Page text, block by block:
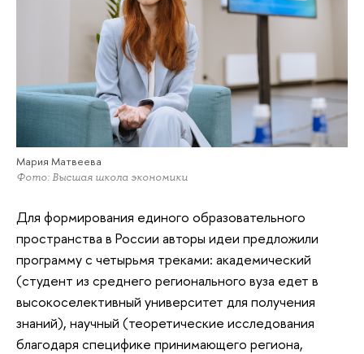
Мария Матвеева
Фото: Высшая школа экономики
Для формирования единого образовательного
пространства в России авторы идеи предложили
программу с четырьмя треками: академический
(студент из среднего регионального вуза едет в
высокоселективный университет для получения
знаний), научный (теоретические исследования
благодаря специфике принимающего региона,